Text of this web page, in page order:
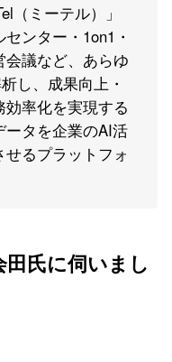
（ミーテル）」
ンター・1on1・
議など、あらゆ
し、成果向上・
率化を実現する
ータを企業のAI活
るプラットフォ
氏に伺いまし